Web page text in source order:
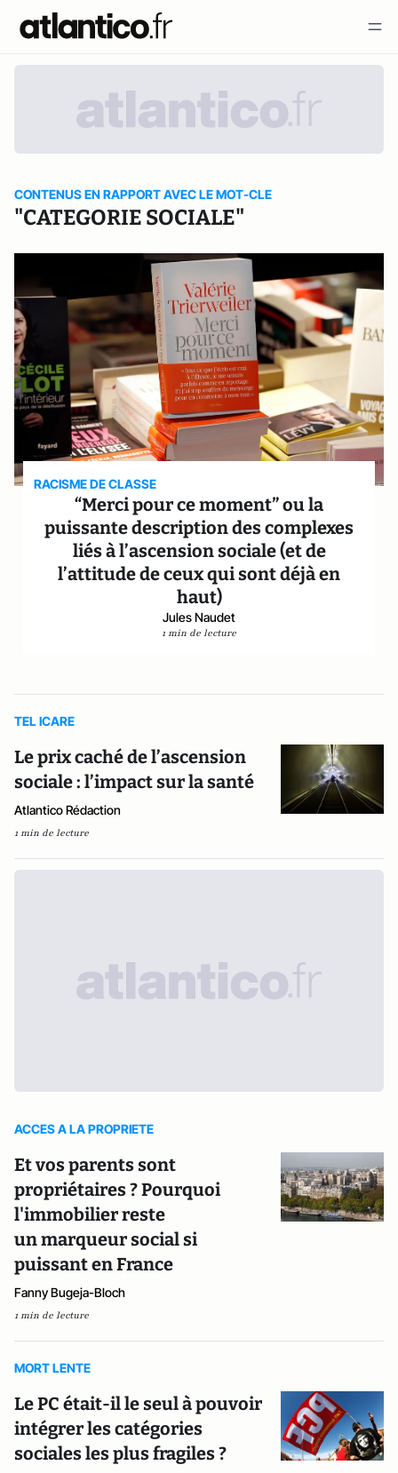
CONTENUS EN RAPPORT AVEC LE MOT-CLE
"CATEGORIE SOCIALE"
RACISME DE CLASSE
“Merci pour ce moment” ou la
puissante description des complexes
liés à l’ascension sociale (et de
l’attitude de ceux qui sont déjà en
haut)
Jules Naudet
1 min de lecture
TEL ICARE
Le prix caché de l’ascension
sociale : l’impact sur la santé
Atlantico Rédaction
1 min de lecture
ACCES A LA PROPRIETE
Et vos parents sont
propriétaires ? Pourquoi
l'immobilier reste
un marqueur social si
puissant en France
Fanny Bugeja-Bloch
1 min de lecture
MORT LENTE
Le PC était-il le seul à pouvoir
intégrer les catégories
sociales les plus fragiles ?